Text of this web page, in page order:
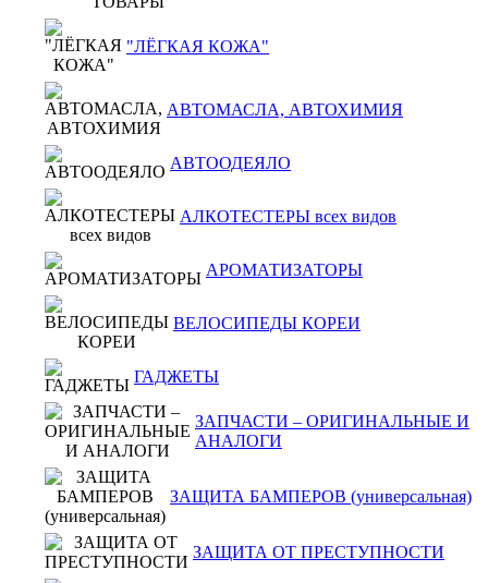
"ЛЁГКАЯ КОЖА"
АВТОМАСЛА, АВТОХИМИЯ
АВТООДЕЯЛО
АЛКОТЕСТЕРЫ всех видов
АРОМАТИЗАТОРЫ
ВЕЛОСИПЕДЫ КОРЕИ
ГАДЖЕТЫ
ЗАПЧАСТИ – ОРИГИНАЛЬНЫЕ И
АНАЛОГИ
ЗАЩИТА БАМПЕРОВ (универсальная)
ЗАЩИТА ОТ ПРЕСТУПНОСТИ